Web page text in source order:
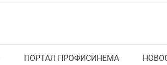
ПОРТАЛ ПРОФИСИНЕМА